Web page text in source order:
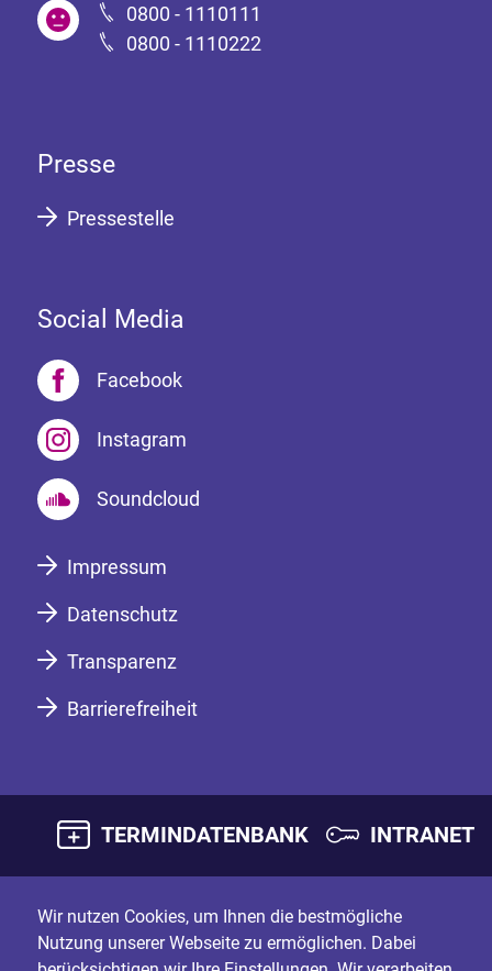
0800 - 1110111
0800 - 1110222
Presse
Pressestelle
Social Media
Facebook
Instagram
Soundcloud
Impressum
Datenschutz
Transparenz
Barrierefreiheit
TERMINDATENBANK INTRANET
Wir nutzen Cookies, um Ihnen die bestmögliche
Nutzung unserer Webseite zu ermöglichen. Dabei